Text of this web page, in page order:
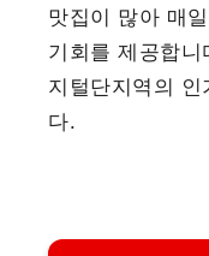
맛집이 많아 매
기회를 제공합
지털단지역의
다.